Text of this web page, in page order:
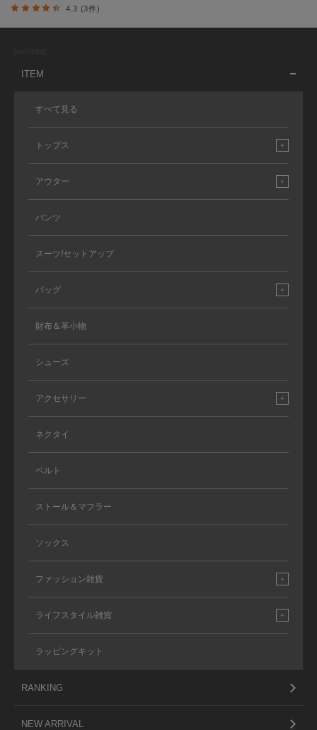
4.3 (3件)
ITEM
すべて見る
トップス
アウター
パンツ
スーツ/セットアップ
バッグ
財布＆革小物
シューズ
アクセサリー
ネクタイ
ベルト
ストール＆マフラー
ソックス
ファッション雑貨
ライフスタイル雑貨
ラッピングキット
RANKING
NEW ARRIVAL